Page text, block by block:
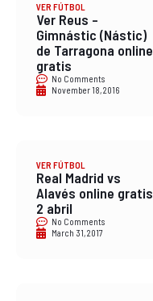
VER FÚTBOL
Ver Reus –
Gimnástic (Nástic)
de Tarragona online
gratis
No Comments
November 18, 2016
VER FÚTBOL
Real Madrid vs
Alavés online gratis
2 abril
No Comments
March 31, 2017